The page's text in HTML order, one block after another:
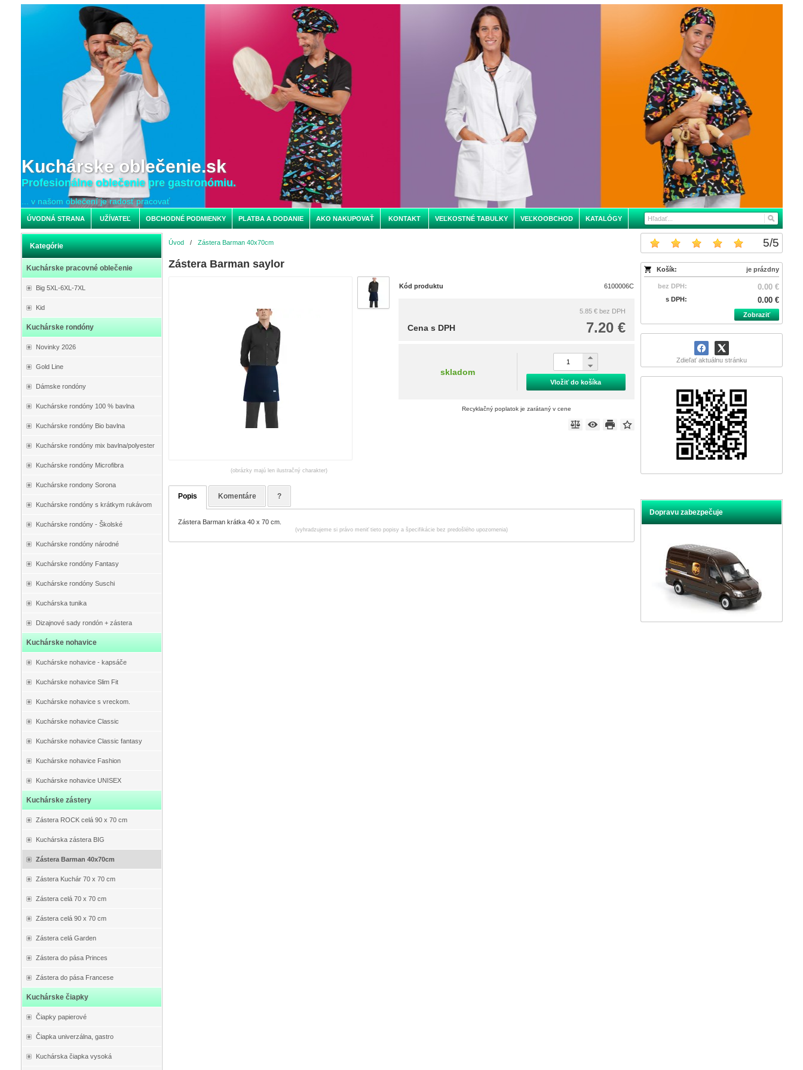
Kuchárske oblečenie.sk
Profesionálne oblečenie pre gastronómiu.
... v našom oblečení je radosť pracovať
ÚVODNÁ STRANA UŽÍVATEĽ OBCHODNÉ PODMIENKY PLATBA A DODANIE AKO NAKUPOVAŤ KONTAKT VEĽKOSTNÉ TABULKY VEĽKOOBCHOD KATALÓGY
Kategórie
Kuchárske pracovné oblečenie
Big 5XL-6XL-7XL
Kid
Kuchárske rondóny
Novinky 2026
Gold Line
Dámske rondóny
Kuchárske rondóny 100 % bavlna
Kuchárske rondóny Bio bavlna
Kuchárske rondóny mix bavlna/polyester
Kuchárske rondóny Microfibra
Kuchárske rondony Sorona
Kuchárske rondóny s krátkym rukávom
Kuchárske rondóny - Školské
Kuchárske rondóny národné
Kuchárske rondóny Fantasy
Kuchárske rondóny Suschi
Kuchárska tunika
Dizajnové sady rondón + zástera
Kuchárske nohavice
Kuchárske nohavice - kapsáče
Kuchárske nohavice Slim Fit
Kuchárske nohavice s vreckom.
Kuchárske nohavice Classic
Kuchárske nohavice Classic fantasy
Kuchárske nohavice Fashion
Kuchárske nohavice UNISEX
Kuchárske zástery
Zástera ROCK celá 90 x 70 cm
Kuchárska zástera BIG
Zástera Barman 40x70cm
Zástera Kuchár 70 x 70 cm
Zástera celá 70 x 70 cm
Zástera celá 90 x 70 cm
Zástera celá Garden
Zástera do pása Princes
Zástera do pása Francese
Kuchárske čiapky
Čiapky papierové
Čiapka univerzálna, gastro
Kuchárska čiapka vysoká
5/5
Košík: je prázdny
bez DPH: 0.00 €
s DPH: 0.00 €
Zobraziť
Zdieľať aktuálnu stránku
Dopravu zabezpečuje
Úvod / Zástera Barman 40x70cm
Zástera Barman saylor
(obrázky majú len ilustračný charakter)
Kód produktu 6100006C
5.85 € bez DPH
7.20 €
Cena s DPH
skladom
Vložiť do košíka
Recyklačný poplatok je zarátaný v cene
Popis Komentáre ?
Zástera Barman krátka 40 x 70 cm.
(vyhradzujeme si právo meniť tieto popisy a špecifikácie bez predošlého upozornenia)